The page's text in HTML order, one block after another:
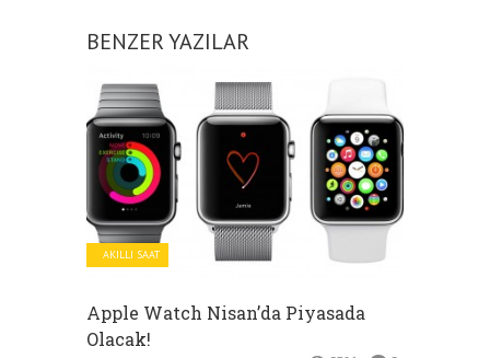
BENZER YAZILAR
AKILLI SAAT
Apple Watch Nisan’da Piyasada
Olacak!